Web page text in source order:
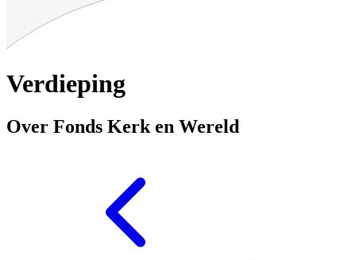
Verdieping
Over Fonds Kerk en Wereld